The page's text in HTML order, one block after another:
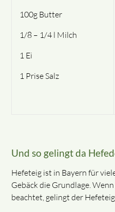
100g Butter
1/8 – 1/4 l Milch
1 Ei
1 Prise Salz
Und so gelingt da
Hefeteig ist in Bayern für
Gebäck die Grundlage.
beachtet, gelingt der